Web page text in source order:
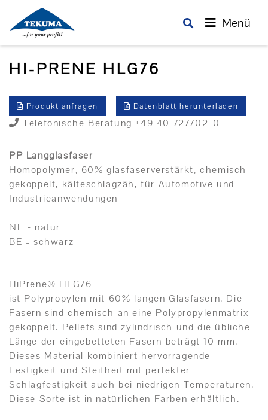
Menü
HI-PRENE HLG76
Produkt anfragen Datenblatt herunterladen
Telefonische Beratung +49 40 727702-0
PP Langglasfaser
Homopolymer, 60% glasfaserverstärkt, chemisch
gekoppelt, kälteschlagzäh, für Automotive und
Industrieanwendungen
NE = natur
BE = schwarz
HiPrene® HLG76
ist Polypropylen mit 60% langen Glasfasern. Die
Fasern sind chemisch an eine Polypropylenmatrix
gekoppelt. Pellets sind zylindrisch und die übliche
Länge der eingebetteten Fasern beträgt 10 mm.
Dieses Material kombiniert hervorragende
Festigkeit und Steifheit mit perfekter
Schlagfestigkeit auch bei niedrigen Temperaturen.
Diese Sorte ist in natürlichen Farben erhältlich.